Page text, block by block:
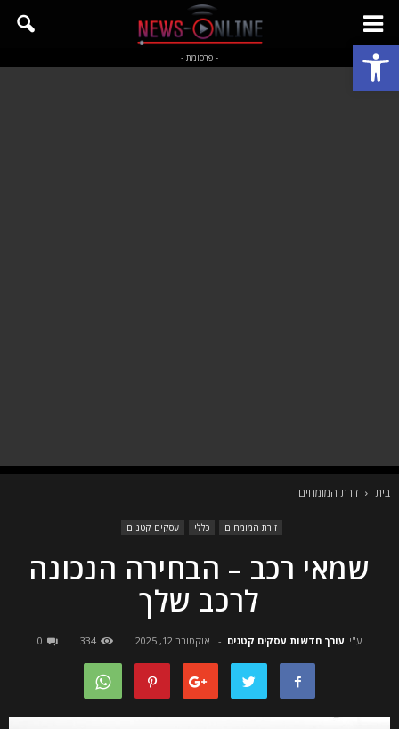
פתח סרגל נגישות - פרסומת -
בית זירת המומחים
זירת המומחים כללי עסקים קטנים
שמאי רכב – הבחירה הנכונה
לרכב שלך
ע"י עורך חדשות עסקים קטנים - אוקטובר 12, 2025 334
0